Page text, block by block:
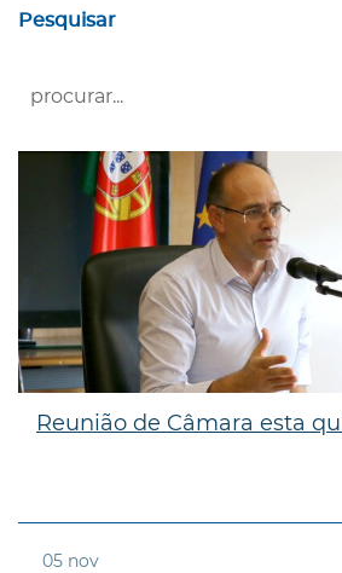
Pesquisar
Reunião de Câmara esta
05 nov